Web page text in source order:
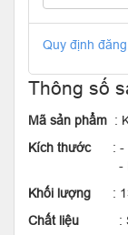
Quy định
Thông số
Mã sản phẩm :
Kích thước : -
- Bên
Khối lượng :
Chất liệu
: